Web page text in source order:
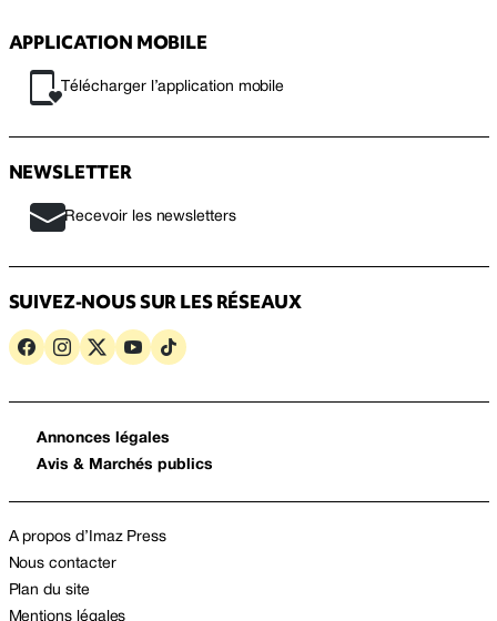
APPLICATION MOBILE
Télécharger l’application mobile
NEWSLETTER
Recevoir les newsletters
SUIVEZ-NOUS SUR LES RÉSEAUX
Annonces légales
Avis & Marchés publics
A propos d’Imaz Press
Nous contacter
Plan du site
Mentions légales